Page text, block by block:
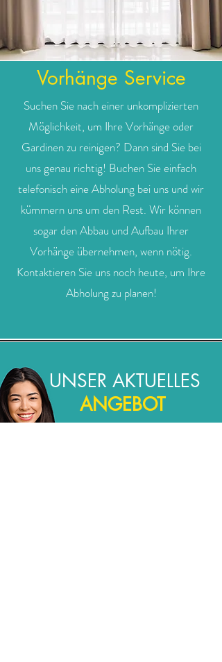
Vorhänge Service
Suchen Sie nach einer unkomplizierten
Möglichkeit, um Ihre Vorhänge oder
Gardinen zu reinigen? Dann sind Sie bei
uns genau richtig! Buchen Sie einfach
telefonisch eine Abholung bei uns und wir
kümmern uns um den Rest. Wir können
sogar den Abbau und Aufbau Ihrer
Vorhänge übernehmen, wenn nötig.
Kontaktieren Sie uns noch heute, um Ihre
Abholung zu planen!
UNSER AKTUELLES
ANGEBOT